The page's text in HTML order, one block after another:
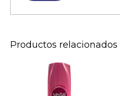
Productos relacionados
CERAMIDAS